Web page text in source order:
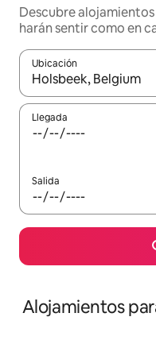
Descubre
harán sentir como en
Ubicación
Cuando los resultados
Llegada
Salida
Alojamientos